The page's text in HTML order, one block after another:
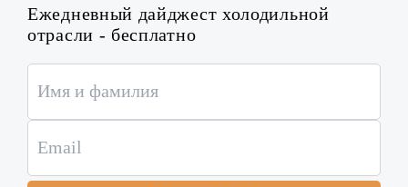
Ежедневный дайджест холодильной
отрасли - бесплатно